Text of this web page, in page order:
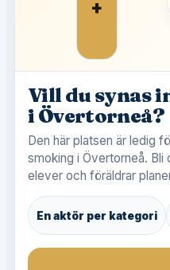
+
Vill du synas
i Övertorneå?
Den här platsen är ledig
smoking i Övertorneå. Bli
elever och föräldrar
En aktör per kategori